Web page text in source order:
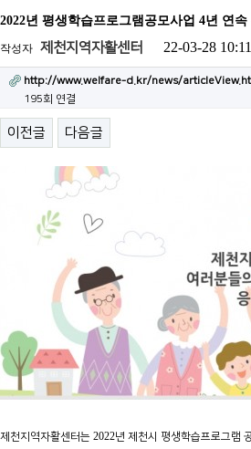
2022년 평생학습프로그램공모사업 4년 연
작성자 제천지역자활센터 22-03-28 10:11
http://www.welfare-d.kr/news/
195회 연결
이전글 다음글
제천지역자활센터는 2022년 제천시 평생학습프로그램